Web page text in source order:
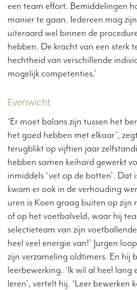
een team effort. Bemiddelingen
manier te gaan. Iedereen mag
uiteraard wel binnen de
hebben. De kracht van een sterk
hechtheid van verschillende
mogelijk competenties.’
Evenwicht
‘Er moet balans zijn tussen het
het goed hebben met elkaar’,
terugblikt op vijftien jaar
hebben samen keihard gewerkt
inmiddels ‘vet op de botten’. Dat
kwam er ook in de verhouding
uren is Koen graag buiten op zijn
of op het voetbalveld, waar hij
selectieteam van zijn
heel veel energie van!’ Jurgen
zijn verzameling oldtimers. En hij
leerbewerking. ‘Ik wil al heel
leren’, vertelt hij. ‘Leer bewerken